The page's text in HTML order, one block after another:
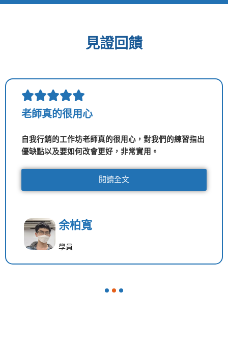
見證回饋

5
out
5
老師真的很用心
自我行銷的工作坊老師真的很用心，對我們的練習指出
優缺點以及要如何改會更好，非常實用。
閱讀全文
余柏寬
學員